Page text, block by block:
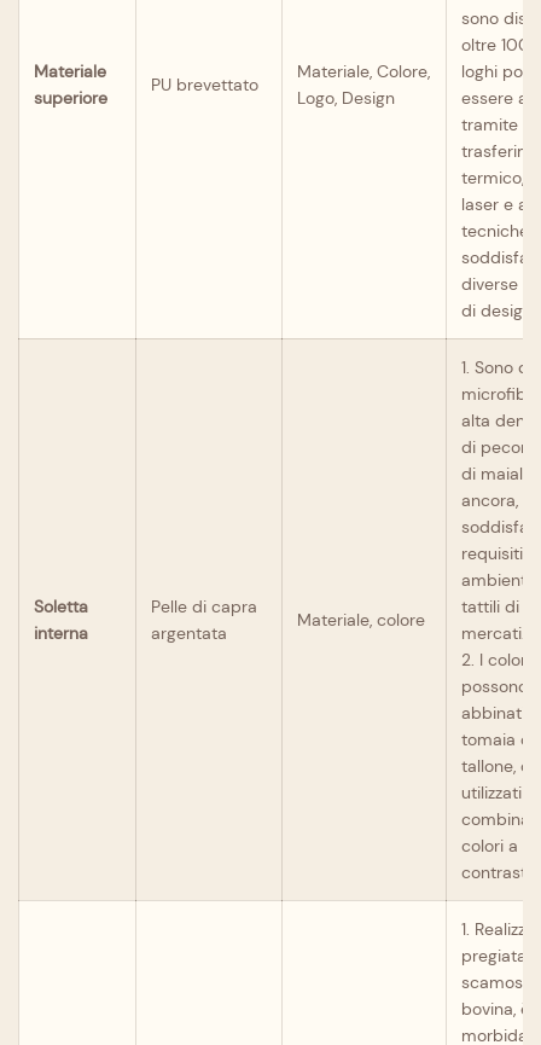
Materiale
superiore
PU brevettato
Materiale, Colore,
Logo, Design
sono
oltre 100
loghi
essere
tramite
termico,
laser e
tecniche
diverse
di design.
Soletta
interna
Pelle di capra
argentata
Materiale, colore
1. Sono
alta
di
di maiale
ancora,
requisiti
tattili di
mercati.
2. I colori
possono
abbinati
tomaia o
tallone,
utilizzati in
colori a
contrasto.
1.
pregiata
bovina, è
morbida,